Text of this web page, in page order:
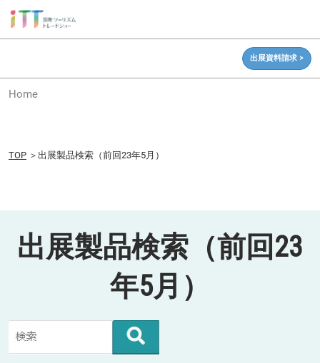
ス
キ
ッ
し
て
出展資料請求 >
Home
TOP ＞出展製品検索（前回23年5月）
出展製品検索（前回23
年5月）